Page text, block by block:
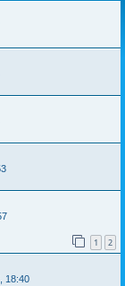
1 2
18:40